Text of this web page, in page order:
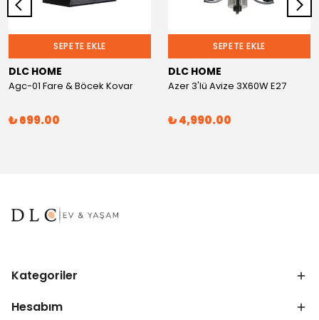
SEPETE EKLE
DLC HOME
Agc-01 Fare & Böcek Kovar
₺ 699.00
SEPETE EKLE
DLC HOME
Azer 3'lü Avize 3X60W E27
₺ 4,990.00
Kategoriler
Hesabım